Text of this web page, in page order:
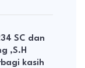
SC dan
,S.H
kasih